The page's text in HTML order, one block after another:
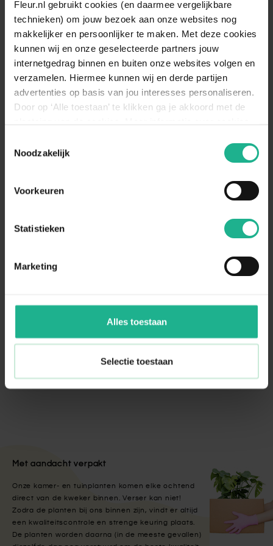
Fleur.nl gebruikt cookies (en daarmee vergelijkbare
technieken) om jouw bezoek aan onze websites nog
makkelijker en persoonlijker te maken. Met deze cookies
kunnen wij en onze geselecteerde partners jouw
internetgedrag binnen en buiten onze websites volgen en
verzamelen. Hiermee kunnen wij en derde partijen
advertenties op basis van jou interesses personaliseren.
Door op ‘Alle toestaan’ te klikken ga je akkoord met de
decookieverklaring op onze website.
Noodzakelijk
Voorkeuren
Statistieken
Marketing
Alles toestaan
Selectie toestaan
Standplaats
omschrijving
Het Gebroken hartje staat graag in
de halfschaduw of volledig in de
schaduw. Directe, felle zonlicht doet
deze vaste plant geen goed, houd
hier rekening mee.
Bewateren
omschrijving
De Dicentra heeft veel vocht nodig,
maar houdt niet van natte grond.
Zorg er dus voor dat de grond goed
Geschikt voor
€ 4,95
Eco-Style Promanal-R insectenspray
Geranium Ingwersens Variety
Met aandacht verpakt
Onze kamer- en tuinplanten komen elke ochtend
direct van de kweker binnen. Verser kan niet!
Zodra de planten bij ons binnen zijn, vindt er altijd
een kwaliteitscontrole en strenge keuring plaats.
De planten worden daarna (in de meeste gevallen)